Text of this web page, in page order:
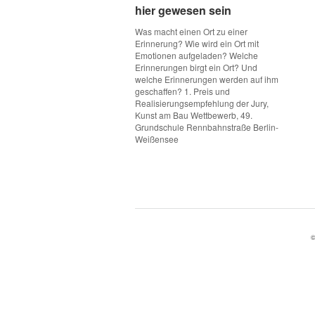
hier gewesen sein
Was macht einen Ort zu einer
Erinnerung? Wie wird ein Ort mit
Emotionen aufgeladen? Welche
Erinnerungen birgt ein Ort? Und
welche Erinnerungen werden auf ihm
geschaffen? 1. Preis und
Realisierungsempfehlung der Jury,
Kunst am Bau Wettbewerb, 49.
Grundschule Rennbahnstraße Berlin-
Weißensee
hier gewesen sein